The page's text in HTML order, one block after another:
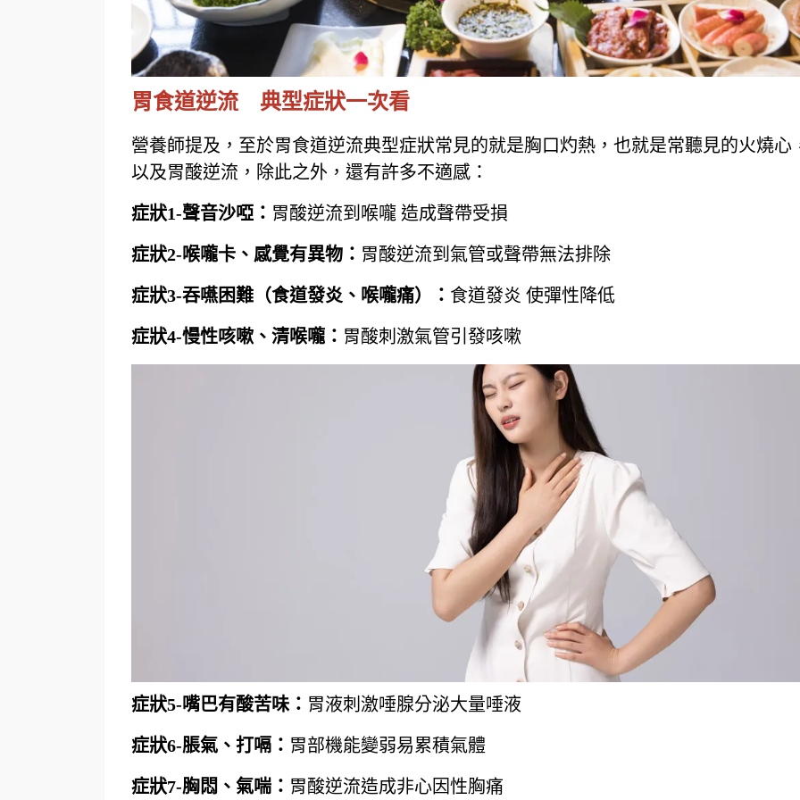
胃食道逆流 典型症狀一次看
營養師提及，至於胃食道逆流典型症狀常見的就是胸口灼熱，也就是常聽見的火燒心
以及胃酸逆流，除此之外，還有許多不適感：
症狀1-聲音沙啞： 胃酸逆流到喉嚨 造成聲帶受損
症狀2-喉嚨卡、感覺有異物： 胃酸逆流到氣管或聲帶無法排除
症狀3-吞嚥困難（食道發炎、喉嚨痛）： 食道發炎 使彈性降低
症狀4-慢性咳嗽、清喉嚨： 胃酸刺激氣管引發咳嗽
症狀5-嘴巴有酸苦味： 胃液刺激唾腺分泌大量唾液
症狀6-脹氣、打嗝： 胃部機能變弱易累積氣體
症狀7-胸悶、氣喘： 胃酸逆流造成非心因性胸痛